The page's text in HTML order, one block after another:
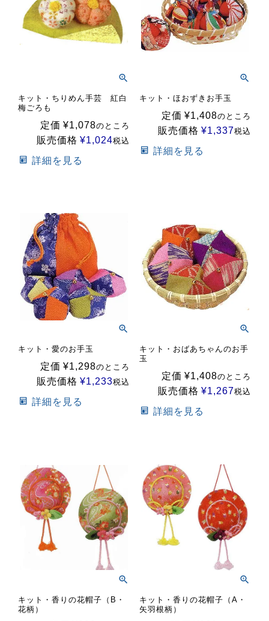
キット・ちりめん手芸 紅白
梅ごろも
定価 ¥1,078のところ
販売価格 ¥1,024税込
詳細を見る
キット・ほおずきお手玉
定価 ¥1,408のところ
販売価格 ¥1,337税込
詳細を見る
キット・愛のお手玉
定価 ¥1,298のところ
販売価格 ¥1,233税込
詳細を見る
キット・おばあちゃんのお手
玉
定価 ¥1,408のところ
販売価格 ¥1,267税込
詳細を見る
キット・香りの花帽子（B・
花柄）
キット・香りの花帽子（A・
矢羽根柄）